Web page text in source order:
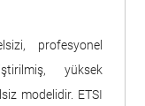
profesyonel
yüksek
modelidir. ETSI